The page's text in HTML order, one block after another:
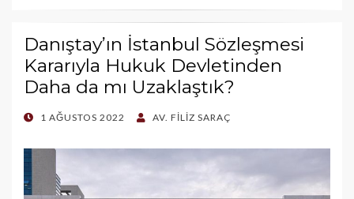
Danıştay’ın İstanbul Sözleşmesi
Kararıyla Hukuk Devletinden
Daha da mı Uzaklaştık?
POSTED
1 AĞUSTOS 2022 AV. FILIZ SARAÇ